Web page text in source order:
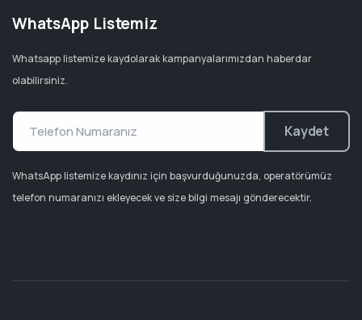
WhatsApp Listemiz
Whatsapp listemize kaydolarak kampanyalarımızdan haberdar
olabilirsiniz.
Kaydet
WhatsApp listemize kaydınız için başvurduğunuzda, operatörümüz
telefon numaranızı ekleyecek ve size bilgi mesajı gönderecektir.